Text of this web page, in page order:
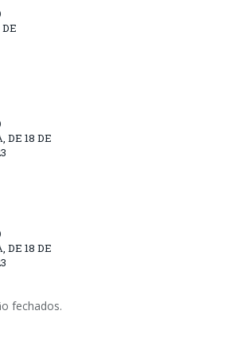
DE 18 DE
DE 18 DE
fechados.